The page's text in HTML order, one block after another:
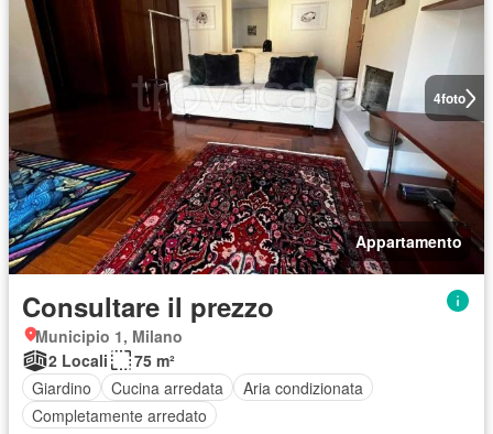
4foto
Appartamento
Consultare il prezzo
Municipio 1, Milano
2 Locali
75 m²
Giardino
Cucina arredata
Aria condizionata
Completamente arredato